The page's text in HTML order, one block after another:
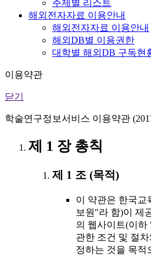
주제별 리스트
해외전자자료 이용안내
해외전자자료 이용안내
해외DB별 이용권한
대학별 해외DB 구독현
이용약관
닫기
학술연구정보서비스 이용약관
제 1 장 총칙
제 1 조 (목적)
이 약관은 한국교
보원"라 함)이 제
의 웹사이트(이하
관한 조건 및 절
정하는 것을 목적